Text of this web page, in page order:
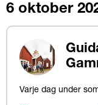
6 oktober
Varje dag under